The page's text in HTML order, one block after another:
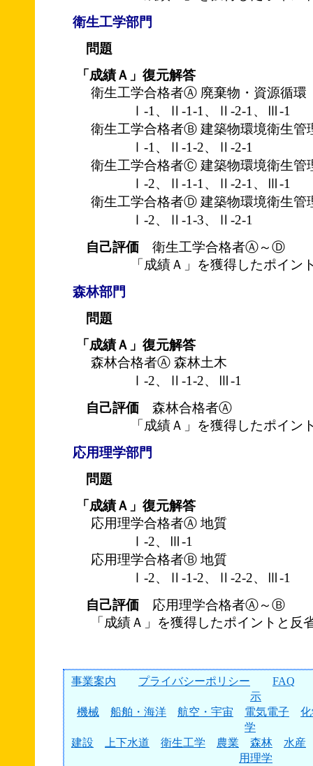
衛生工学部門
問題
「成績Ａ」復元解答
衛生工学合格者Ⓐ 廃棄物・資源循環
Ⅰ-1、Ⅱ-1-1、Ⅱ-2-1、Ⅲ-1
衛生工学合格者Ⓑ 建築物環境衛生管
Ⅰ-1、Ⅱ-1-2、Ⅱ-2-1
衛生工学合格者Ⓒ 建築物環境衛生管
Ⅰ-2、Ⅱ-1-1、Ⅱ-2-1、Ⅲ-1
衛生工学合格者Ⓓ 建築物環境衛生管
Ⅰ-2、Ⅱ-1-3、Ⅱ-2-1
自己評価 衛生工学合格者Ⓐ～Ⓓ
「成績Ａ」を獲得したポイン
森林部門
問題
「成績Ａ」復元解答
森林合格者Ⓐ 森林土木
Ⅰ-2、Ⅱ-1-2、Ⅲ-1
自己評価 森林合格者Ⓐ
「成績Ａ」を獲得したポイン
応用理学部門
問題
「成績Ａ」復元解答
応用理学合格者Ⓐ 地質
Ⅰ-2、Ⅲ-1
応用理学合格者Ⓑ 地質
Ⅰ-2、Ⅱ-1-2、Ⅱ-2-2、Ⅲ-1
自己評価 応用理学合格者Ⓐ～Ⓑ
「成績Ａ」を獲得したポイントと反
事業案内 プライバシーポリシー
FAQ
示
機械
船舶・海洋 航空・宇宙 電気電子
学
建設
上下水道 衛生工学 農業 森林
水産
用理学